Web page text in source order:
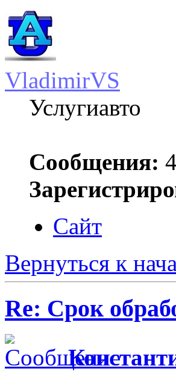
VladimirVS
Услугиавто
Сообщения:
Сайт
Вернуться к
Re: Срок